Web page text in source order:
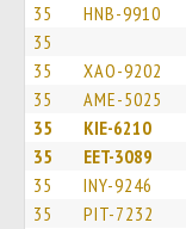
35 HNB-9910
35
35 XAO-9202
35 AME-5025
35 KIE-6210
35 EET-3089
35 INY-9246
35 PIT-7232